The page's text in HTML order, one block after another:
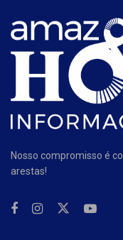
Nosso compromisso é
arestas!